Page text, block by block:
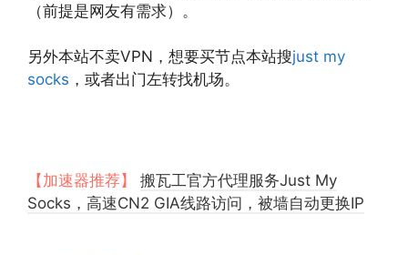
（前提是网友有需求）。
另外本站不卖VPN，想要买节点本站搜just my
socks ，或者出门左转找机场。
【加速器推荐】
搬瓦工官方代理服务Just My
Socks，高速CN2 GIA线路访问，被墙自动更换IP